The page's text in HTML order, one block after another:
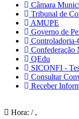
Câmara
Tribunal de
AMUPE
Governo de
QEdu
SICONFI -
Consultar
Receber
Hora: / ,